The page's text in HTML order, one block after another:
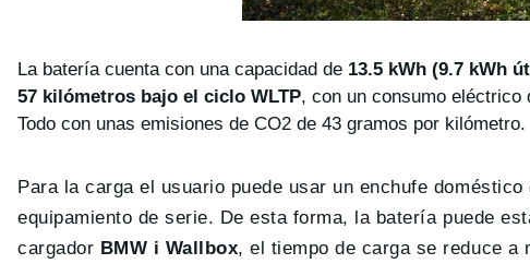
La batería cuenta con una capacidad de 13.5 kWh (9.7 kWh
57 kilómetros bajo el ciclo WLTP, con un consumo eléctrico
Todo con unas emisiones de CO2 de 43 gramos por kilómetro.
Para la carga el usuario puede usar un enchufe
equipamiento de serie. De esta forma, la batería puede
cargador BMW i Wallbox, el tiempo de carga se reduce a